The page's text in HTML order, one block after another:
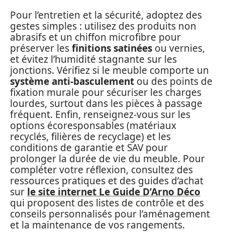
Pour l’entretien et la sécurité, adoptez des
gestes simples : utilisez des produits non
abrasifs et un chiffon microfibre pour
préserver lesfinitions satinées ou vernies,
et évitez l’humidité stagnante sur les
jonctions. Vérifiez si le meuble comporte un
système anti-basculement ou des points de
fixation murale pour sécuriser les charges
lourdes, surtout dans les pièces à passage
fréquent. Enfin, renseignez-vous sur les
options écoresponsables (matériaux
recyclés, filières de recyclage) et les
conditions de garantie et SAV pour
prolonger la durée de vie du meuble. Pour
compléter votre réflexion, consultez des
ressources pratiques et des guides d’achat
sur le site internet Le Guide D’Arno Déco
qui proposent des listes de contrôle et des
conseils personnalisés pour l’aménagement
et la maintenance de vos rangements.